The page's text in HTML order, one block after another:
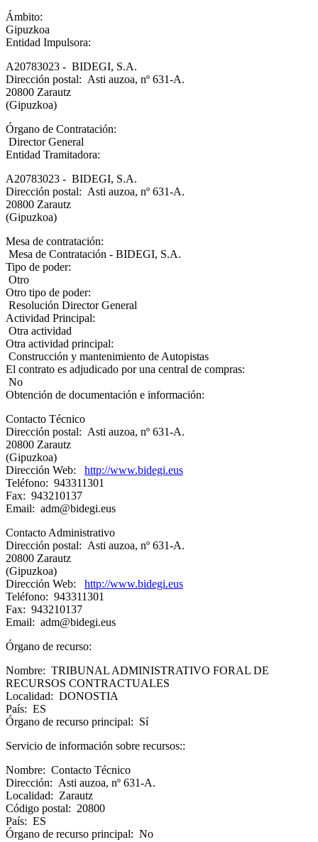
Ámbito:
Gipuzkoa
Entidad Impulsora:
A20783023 - BIDEGI, S.A.
Dirección postal: Asti auzoa, nº 631-A.
20800 Zarautz
(Gipuzkoa)
Órgano de Contratación:
Director General
Entidad Tramitadora:
A20783023 - BIDEGI, S.A.
Dirección postal: Asti auzoa, nº 631-A.
20800 Zarautz
(Gipuzkoa)
Mesa de contratación:
Mesa de Contratación - BIDEGI, S.A.
Tipo de poder:
Otro
Otro tipo de poder:
Resolución Director General
Actividad Principal:
Otra actividad
Otra actividad principal:
Construcción y mantenimiento de Autopistas
El contrato es adjudicado por una central de compras:
No
Obtención de documentación e información:
Contacto Técnico
Dirección postal: Asti auzoa, nº 631-A.
20800 Zarautz
(Gipuzkoa)
Dirección Web: http://www.bidegi.eus
Teléfono: 943311301
Fax: 943210137
Email: adm@bidegi.eus
Contacto Administrativo
Dirección postal: Asti auzoa, nº 631-A.
20800 Zarautz
(Gipuzkoa)
Dirección Web: http://www.bidegi.eus
Teléfono: 943311301
Fax: 943210137
Email: adm@bidegi.eus
Órgano de recurso:
Nombre: TRIBUNAL ADMINISTRATIVO FORAL DE
RECURSOS CONTRACTUALES
Localidad: DONOSTIA
País: ES
Órgano de recurso principal: Sí
Servicio de información sobre recursos::
Nombre: Contacto Técnico
Dirección: Asti auzoa, nº 631-A.
Localidad: Zarautz
Código postal: 20800
País: ES
Órgano de recurso principal: No